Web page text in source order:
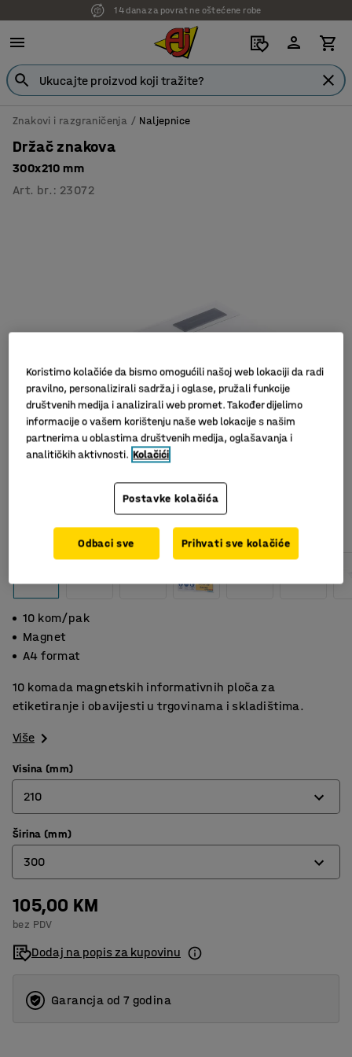
14 dana za povrat ne oštećene robe
Znakovi i razgraničenja Naljepnice
Držač znakova
300x210 mm
Art. br. : 23072
10 kom/pak
Magnet
A4 format
10 komada magnetskih informativnih ploča za
etiketiranje i obavijesti u trgovinama i skladištima.
Više
Visina (mm)
210
210
300
Širina (mm)
300
210
300
105,00 KM
bez PDV
Dodaj na popis za kupovinu
Garancja od 7 godina
Koristimo kolačiće da bismo omogućili našoj web lokaciji da radi
pravilno, personalizirali sadržaj i oglase, pružali funkcije
društvenih medija i analizirali web promet. Također dijelimo
informacije o vašem korištenju naše web lokacije s našim
partnerima u oblastima društvenih medija, oglašavanja i
analitičkih aktivnosti. Kolačići
Postavke kolačića
Odbaci sve Prihvati sve kolačiće